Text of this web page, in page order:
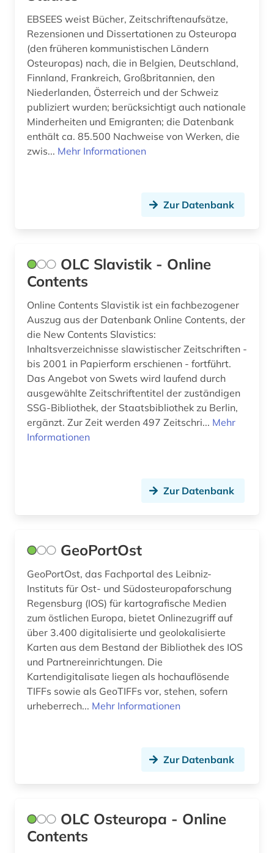
oral history (1)
ortsverzeichnis (1)
osteuropa (12)
ostmitteleuropa (6)
partei (1)
periodikum (1)
rechtswissenschaft (1)
religion (1)
rheinland-pfalz (1)
russland (1)
rätoromanisch (1)
sachsen (1)
slawistik (2)
slowenien (2)
sowjetunion (1)
sprache (2)
sprachwissenschaft (1)
stadtplan (1)
topographische karte (1)
Rumänien (18)
Russland, Sowjetunion (15)
Sachsen (2)
Schweiz (3)
Serbien (14)
Slowenien (18)
Ungarn (17)
EBSEES weist Bücher, Zeitschriftenaufsätze,
Rezensionen und Dissertationen zu Osteuropa
(den früheren kommunistischen Ländern
Osteuropas) nach, die in Belgien, Deutschland,
Finnland, Frankreich, Großbritannien, den
Niederlanden, Österreich und der Schweiz
publiziert wurden; berücksichtigt auch nationale
Minderheiten und Emigranten; die Datenbank
enthält ca. 85.500 Nachweise von Werken, die
zwis... Mehr Informationen
Zur Datenbank
OLC Slavistik - Online
Contents
Online Contents Slavistik ist ein fachbezogener
Auszug aus der Datenbank Online Contents, der
die New Contents Slavistics:
Inhaltsverzeichnisse slawistischer Zeitschriften -
bis 2001 in Papierform erschienen - fortführt.
Das Angebot von Swets wird laufend durch
ausgewählte Zeitschriftentitel der zuständigen
SSG-Bibliothek, der Staatsbibliothek zu Berlin,
ergänzt. Zur Zeit werden 497 Zeitschri... Mehr
Informationen
Zur Datenbank
GeoPortOst
GeoPortOst, das Fachportal des Leibniz-
Instituts für Ost- und Südosteuropaforschung
Regensburg (IOS) für kartografische Medien
zum östlichen Europa, bietet Onlinezugriff auf
über 3.400 digitalisierte und geolokalisierte
Karten aus dem Bestand der Bibliothek des IOS
und Partnereinrichtungen. Die
Kartendigitalisate liegen als hochauflösende
TIFFs sowie als GeoTIFFs vor, stehen, sofern
urheberrech... Mehr Informationen
Zur Datenbank
OLC Osteuropa - Online
Contents